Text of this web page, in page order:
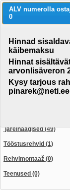
Traktorid &
CATEGORIES
järelhaagised (49)
Tööstusrehvid (1)
Rehvimontaaž (0)
Teenused (0)
ALV numerolla
0
Hinnad
käibemaksu
Hinnat
arvonlisäveron
Kysy tarjous
pinarek@neti.ee